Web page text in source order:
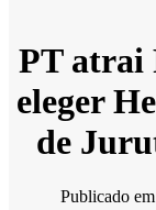
PT atrai
eleger
de
Publicado em